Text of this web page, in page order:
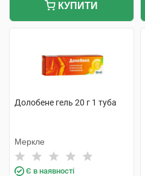
КУПИТИ
Долобене гель 20 г 1 туба
Меркле
Є в наявності